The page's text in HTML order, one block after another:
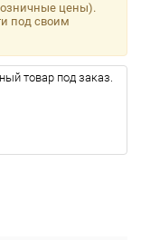
цены).
под своим
товар под заказ.